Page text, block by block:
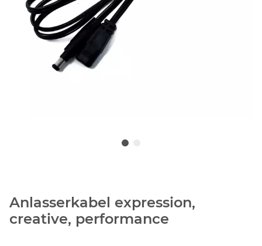
Anlasserkabel expression,
creative, performance